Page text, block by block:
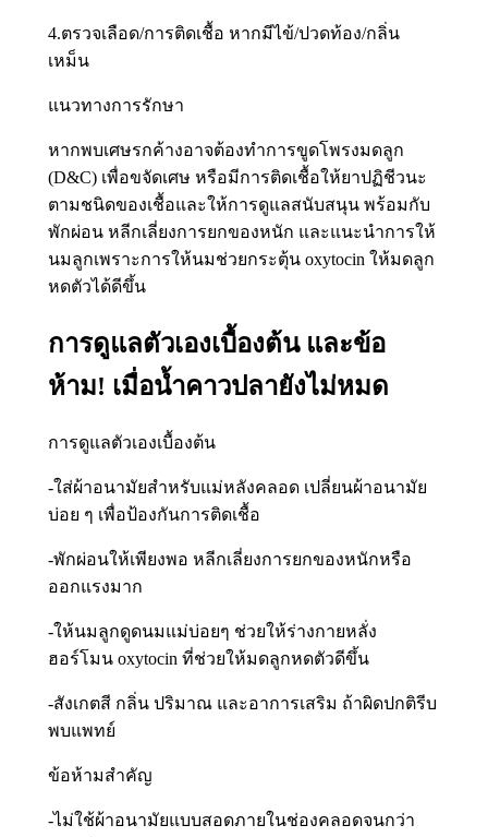
4.ตรวจเลือด/การติดเชื้อ หากมีไข้/ปวดท้อง/กลิ่น
เหม็น
แนวทางการรักษา
หากพบเศษรกค้างอาจต้องทำการขูดโพรงมดลูก
(D&C) เพื่อขจัดเศษ หรือมีการติดเชื้อให้ยาปฏิชีวนะ
ตามชนิดของเชื้อและให้การดูแลสนับสนุน พร้อมกับ
พักผ่อน หลีกเลี่ยงการยกของหนัก และแนะนำการให้
นมลูกเพราะการให้นมช่วยกระตุ้น oxytocin ให้มดลูก
หดตัวได้ดีขึ้น
การดูแลตัวเองเบื้องต้น และข้อ
ห้าม! เมื่อน้ำคาวปลายังไม่หมด
การดูแลตัวเองเบื้องต้น
-ใส่ผ้าอนามัยสำหรับแม่หลังคลอด เปลี่ยนผ้าอนามัย
บ่อย ๆ เพื่อป้องกันการติดเชื้อ
-พักผ่อนให้เพียงพอ หลีกเลี่ยงการยกของหนักหรือ
ออกแรงมาก
-ให้นมลูกดูดนมแม่บ่อยๆ ช่วยให้ร่างกายหลั่ง
ฮอร์โมน oxytocin ที่ช่วยให้มดลูกหดตัวดีขึ้น
-สังเกตสี กลิ่น ปริมาณ และอาการเสริม ถ้าผิดปกติรีบ
พบแพทย์
ข้อห้ามสำคัญ
-ไม่ใช้ผ้าอนามัยแบบสอดภายในช่องคลอดจนกว่า